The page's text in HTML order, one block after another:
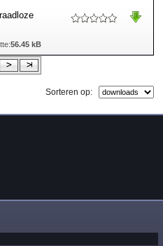
56.45 kB
Sorteren op: